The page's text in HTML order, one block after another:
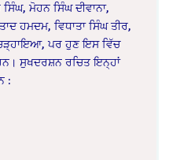
ਮੋਹਨ ਸਿੰਘ ਦੀਵਾਨਾ,
ਹਮਦਮ, ਵਿਧਾਤਾ ਸਿੰਘ ਤੀਰ,
ਪਰ ਹੁਣ ਇਸ ਵਿੱਚ
ਸੁਖਦਰਸ਼ਨ ਰਚਿਤ ਇਨ੍ਹਾਂ
: